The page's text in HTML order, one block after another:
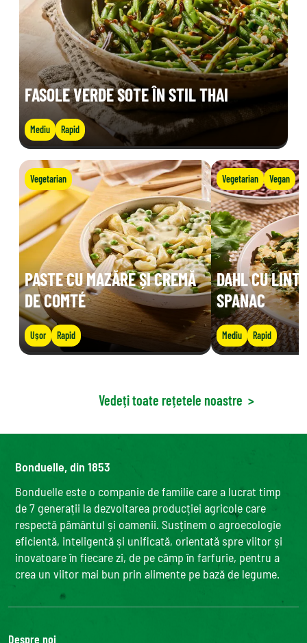
FASOLE VERDE SOTE ÎN STIL THAI
Mediu Rapid
Vegetarian
PASTE CU MAZĂRE ȘI CREMĂ
DE COMTÉ
Ușor Rapid
Vegetarian Vegan
DAHL CU
SPANAC
Mediu Rapid
Vedeți toate rețetele noastre >
Bonduelle, din 1853
Bonduelle este o companie de familie care a lucrat timp
de 7 generații la dezvoltarea producției agricole care
respectă pământul și oamenii. Susținem o agroecologie
eficientă, inteligentă și unificată, orientată spre viitor și
inovatoare în fiecare zi, de pe câmp în farfurie, pentru a
crea un viitor mai bun prin alimente pe bază de legume.
Despre noi